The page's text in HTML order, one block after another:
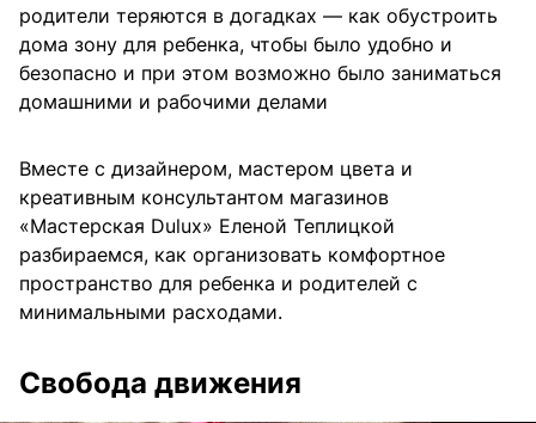
родители теряются в догадках — как обустроить
дома зону для ребенка, чтобы было удобно и
безопасно и при этом возможно было заниматься
домашними и рабочими делами
Вместе с дизайнером, мастером цвета и
креативным консультантом магазинов
«Мастерская Dulux» Еленой Теплицкой
разбираемся, как организовать комфортное
пространство для ребенка и родителей с
минимальными расходами.
Свобода движения